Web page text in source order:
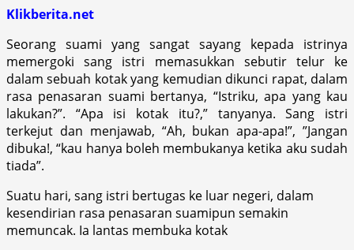
Klikberita.net
Seorang suami yang sangat sayang kepada istrinya
memergoki sang istri memasukkan sebutir telur ke
dalam sebuah kotak yang kemudian dikunci rapat, dalam
rasa penasaran suami bertanya, “Istriku, apa yang kau
lakukan?”. “Apa isi kotak itu?,” tanyanya. Sang istri
terkejut dan menjawab, “Ah, bukan apa-apa!”, ”Jangan
dibuka!, “kau hanya boleh membukanya ketika aku sudah
tiada”.
Suatu hari, sang istri bertugas ke luar negeri, dalam
kesendirian rasa penasaran suamipun semakin
memuncak. Ia lantas membuka kotak